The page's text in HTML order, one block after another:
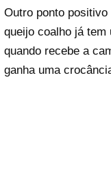
Outro ponto
queijo coalho já
quando recebe a
ganha uma